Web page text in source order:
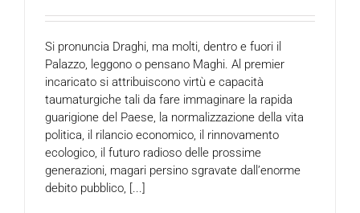
Si pronuncia Draghi, ma molti, dentro e fuori il
Palazzo, leggono o pensano Maghi. Al premier
incaricato si attribuiscono virtù e capacità
taumaturgiche tali da fare immaginare la rapida
guarigione del Paese, la normalizzazione della vita
politica, il rilancio economico, il rinnovamento
ecologico, il futuro radioso delle prossime
generazioni, magari persino sgravate dall’enorme
debito pubblico, [...]